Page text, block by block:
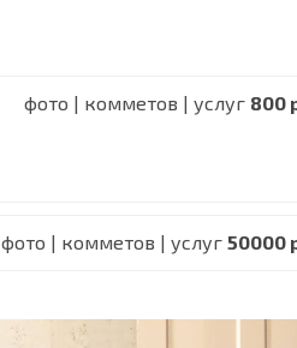
фото | комметов | услуг 800
фото | комметов | услуг 50000